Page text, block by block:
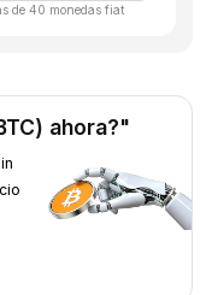
de 40 monedas fiat
ahora?"